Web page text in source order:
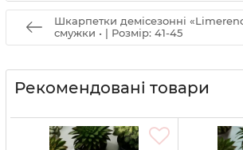
Шкарпетки демісезонні
смужки • | Розмір: 41-45
Рекомендовані товари